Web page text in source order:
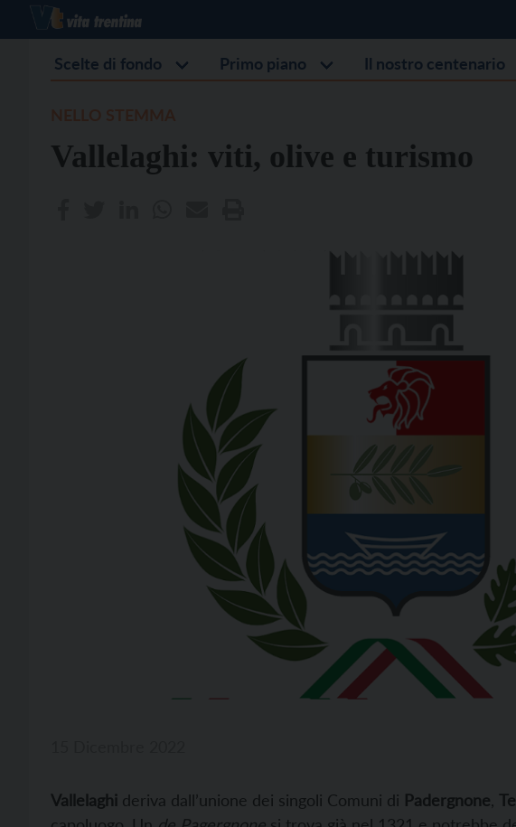
Scelte di fondo Primo piano Il nostro centenario
Vallelaghi: viti, olive e turismo
Vallelaghi deriva dall’unione dei singoli Comuni di Padergnone,